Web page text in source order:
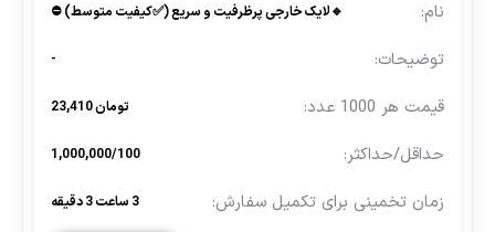
🔹لایک خارجی پرظرفیت و سریع (✅کیفیت متوسط) ⛔
-
تومان 23,410
1,000,000/100
3 ساعت 3 دقیقه